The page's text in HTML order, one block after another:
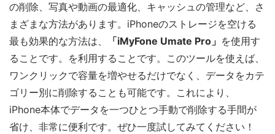
の削除、写真や動画の最適化、キャッシュの管理など、さ
まざまな方法があります。iPhoneのストレージを空ける
最も効果的な方法は、
「iMyFone Umate Pro」 を使用す
ることです。を利用することです。このツールを使えば、
ワンクリックで容量を増やせるだけでなく、データをカテ
ゴリー別に削除することも可能です。これにより、
iPhone本体でデータを一つひとつ手動で削除する手間が
省け、非常に便利です。ぜひ一度試してみてください！